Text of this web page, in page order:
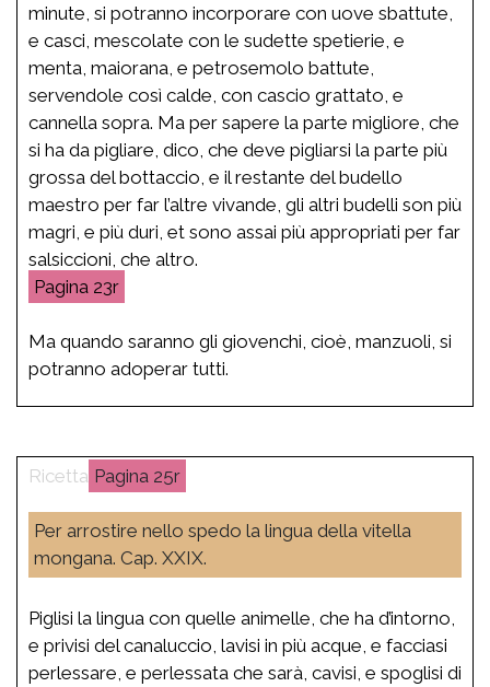
minute, si potranno incorporare con uove sbattute,
e casci, mescolate con le sudette spetierie, e
menta, maiorana, e petrosemolo battute,
servendole così calde, con cascio grattato, e
cannella sopra. Ma per sapere la parte migliore, che
si ha da pigliare, dico, che deve pigliarsi la parte più
grossa del bottaccio, e il restante del budello
maestro per far l’altre vivande, gli altri budelli son più
magri, e più duri, et sono assai più appropriati per far
salsiccioni, che altro.
23r
Ma quando saranno gli giovenchi, cioè, manzuoli, si
potranno adoperar tutti.
25r
Per arrostire nello spedo la lingua della vitella
mongana. Cap. XXIX.
Piglisi la lingua con quelle animelle, che ha d’intorno,
e privisi del canaluccio, lavisi in più acque, e facciasi
perlessare, e perlessata che sarà, cavisi, e spoglisi di